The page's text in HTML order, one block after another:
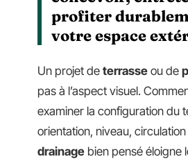
profiter
votre espace
Un projet de terrasse ou de
pas à l’aspect visuel.
examiner la configuration du
orientation, niveau, circulation
drainage bien pensé éloigne